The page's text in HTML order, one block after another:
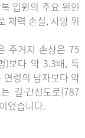
입원의 주요 원인
체력 손실, 사망 위
주거지 손상은 75
)보다 약 3.3배, 특
령의 남자보다 약
길·간선도로(787
었습니다.